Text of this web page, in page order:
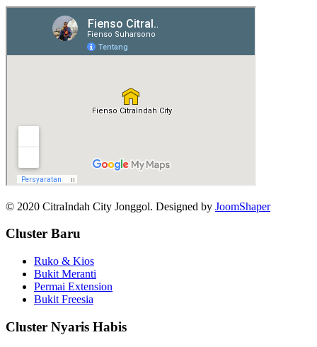
© 2020 CitraIndah City Jonggol. Designed by JoomShaper
Cluster Baru
Ruko & Kios
Bukit Meranti
Permai Extension
Bukit Freesia
Cluster Nyaris Habis